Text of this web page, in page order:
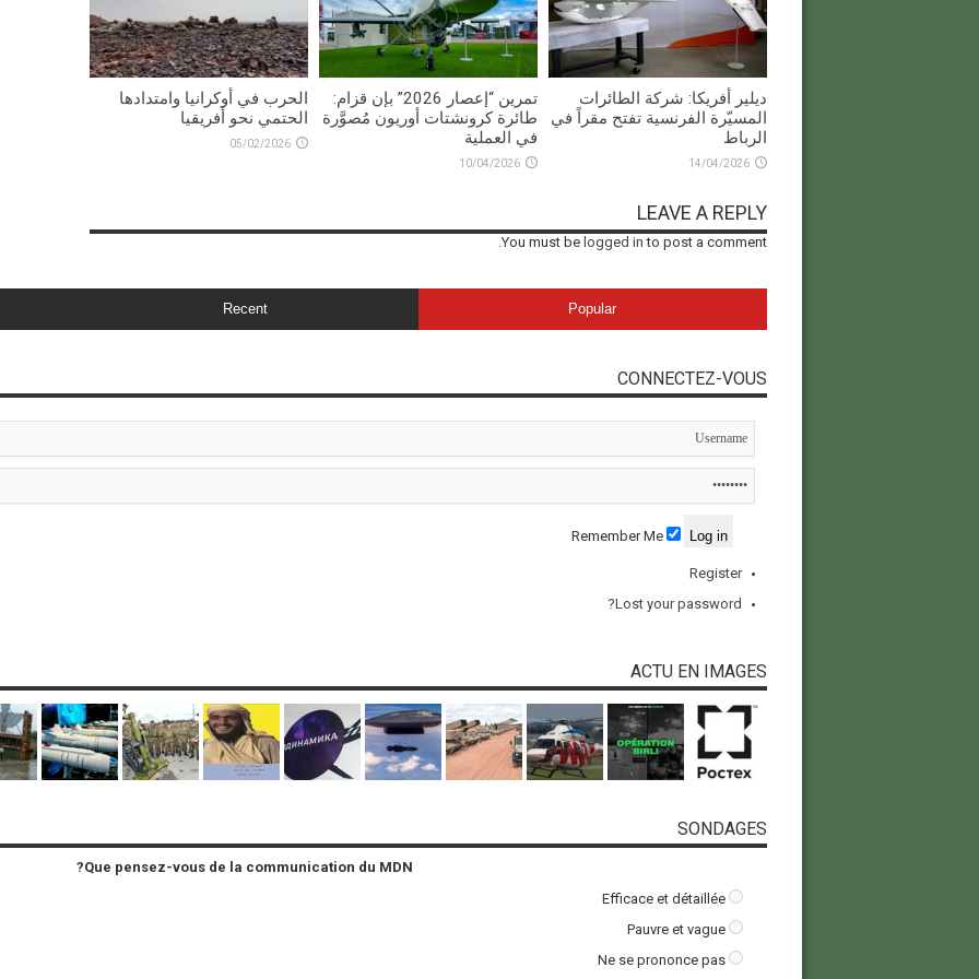
ديلير أفريكا: شركة الطائرات
المسيّرة الفرنسية تفتح مقراً في
الرباط
14/04/2026
تمرين “إعصار 2026” بإن قزام:
طائرة كرونشتات أوريون مُصوَّرة
في العملية
10/04/2026
الحرب في أوكرانيا وامتدادها
الحتمي نحو أفريقيا
05/02/2026
LEAVE A REPLY
You must be logged in to post a comment.
Popular
Recent
CONNECTEZ-VOUS
Remember Me
Register
Lost your password?
ACTU EN IMAGES
SONDAGES
Que pensez-vous de la communication du MDN?
Efficace et détaillée
Pauvre et vague
Ne se prononce pas